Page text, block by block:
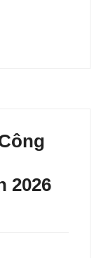
2026